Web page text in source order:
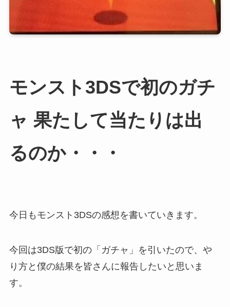
モンスト3DSで初のガチ
ャ 果たして当たりは出
るのか・・・
今日もモンスト3DSの感想を書いていきます。
今回は3DS版で初の「ガチャ」を引いたので、や
り方と僕の結果を皆さんに報告したいと思いま
す。